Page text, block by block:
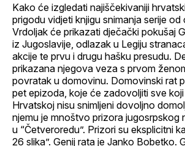
Kako će izgledati najiščekivaniji
prigodu vidjeti knjigu snimanja serije od
Vrdoljak će prikazati dječački pokušaj
iz Jugoslavije, odlazak u Legiju
akcije te prvu i drugu hašku presudu.
prikazana njegova veza s prvom
povratak u domovinu. Domovinski rat
pet epizoda, koje će zadovoljiti sve koji
Hrvatskoj nisu snimljeni dovoljno
njemu je mnoštvo prizora jugosrpskog
u “Četveroredu”. Prizori su eksplicitni
26 slika”. Genij rata je Janko Bobetko.